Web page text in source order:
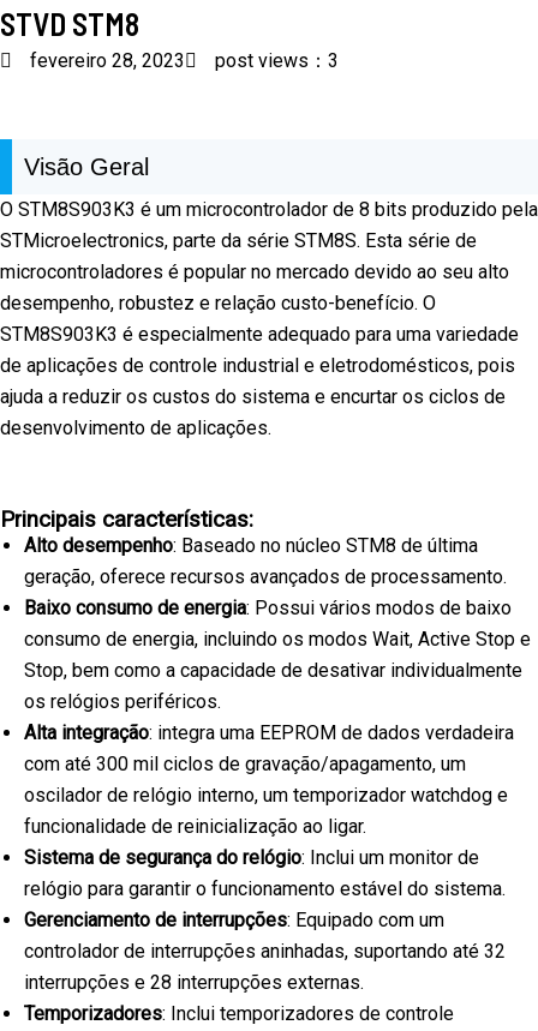
STVD STM8
fevereiro 28, 2023 post views：3
Visão Geral
O STM8S903K3 é um microcontrolador de 8 bits produzido pela
STMicroelectronics, parte da série STM8S. Esta série de
microcontroladores é popular no mercado devido ao seu alto
desempenho, robustez e relação custo-benefício. O
STM8S903K3 é especialmente adequado para uma variedade
de aplicações de controle industrial e eletrodomésticos, pois
ajuda a reduzir os custos do sistema e encurtar os ciclos de
desenvolvimento de aplicações.
Principais características:
Alto desempenho: Baseado no núcleo STM8 de última
geração, oferece recursos avançados de processamento.
Baixo consumo de energia: Possui vários modos de baixo
consumo de energia, incluindo os modos Wait, Active Stop e
Stop, bem como a capacidade de desativar individualmente
os relógios periféricos.
Alta integração: integra uma EEPROM de dados verdadeira
com até 300 mil ciclos de gravação/apagamento, um
oscilador de relógio interno, um temporizador watchdog e
funcionalidade de reinicialização ao ligar.
Sistema de segurança do relógio: Inclui um monitor de
relógio para garantir o funcionamento estável do sistema.
Gerenciamento de interrupções: Equipado com um
controlador de interrupções aninhadas, suportando até 32
interrupções e 28 interrupções externas.
Temporizadores: Inclui temporizadores de controle